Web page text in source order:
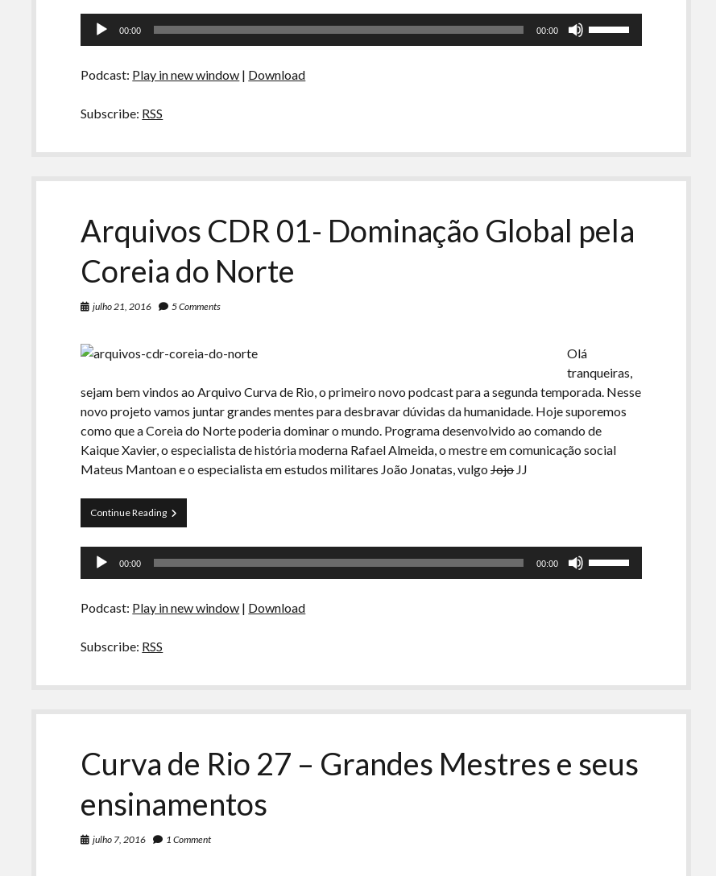
Era
sobre
Tocador
00:00 00:00
diminuir
Podcast: Play in new window | Download
Subscribe: RSS
Arquivos CDR 01- Dominação Global pela
Coreia do Norte
julho 21, 2016 5 Comments
Olá
tranqueiras,
sejam bem vindos ao Arquivo Curva de Rio, o primeiro novo podcast para a segunda temporada. Nesse
novo projeto vamos juntar grandes mentes para desbravar dúvidas da humanidade. Hoje suporemos
como que a Coreia do Norte poderia dominar o mundo. Programa desenvolvido ao comando de
Kaique Xavier, o especialista de história moderna Rafael Almeida, o mestre em comunicação social
Mateus Mantoan e o especialista em estudos militares João Jonatas, vulgoJojoJJ
Continue ReadingArquivos
CDR
Global
do
Tocador
00:00 00:00
diminuir
Podcast: Play in new window | Download
Subscribe: RSS
Curva de Rio 27 – Grandes Mestres e seus
ensinamentos
julho 7, 2016 1 Comment